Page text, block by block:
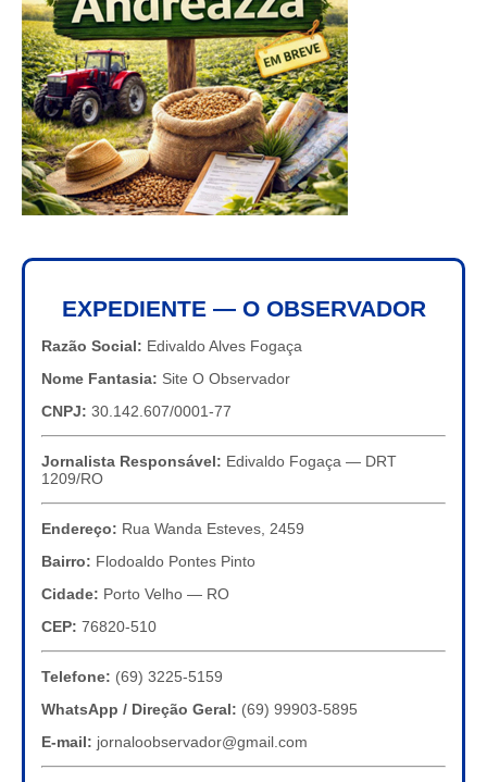
EXPEDIENTE — O OBSERVADOR
Razão Social: Edivaldo Alves Fogaça
Nome Fantasia: Site O Observador
CNPJ: 30.142.607/0001-77
Jornalista Responsável: Edivaldo Fogaça — DRT
1209/RO
Endereço: Rua Wanda Esteves, 2459
Bairro: Flodoaldo Pontes Pinto
Cidade: Porto Velho — RO
CEP: 76820-510
Telefone: (69) 3225-5159
WhatsApp / Direção Geral: (69) 99903-5895
E-mail: jornaloobservador@gmail.com